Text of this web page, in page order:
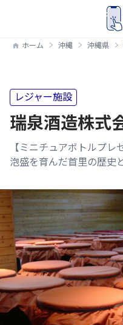
ホーム 沖縄 沖縄県
レジャー施設
瑞泉酒造株式
【ミニチュアボトルプ
泡盛を育んだ首里の歴史